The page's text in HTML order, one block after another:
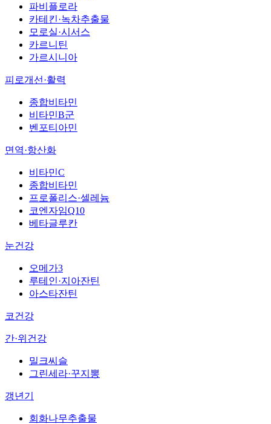
파비플로라
카테킨·녹차추출물
모로실·시서스
카르니틴
가르시니아
피로개선·활력
종합비타민
비타민B군
벤포티아민
면역·항산화
비타민C
종합비타민
프로폴리스·셀레늄
코엔자임Q10
베타글루칸
눈건강
오메가3
루테인·지아잔틴
아스타잔틴
코건강
간·위건강
밀크씨슬
그린세라·꾸지뽕
갱년기
회화나무추출물